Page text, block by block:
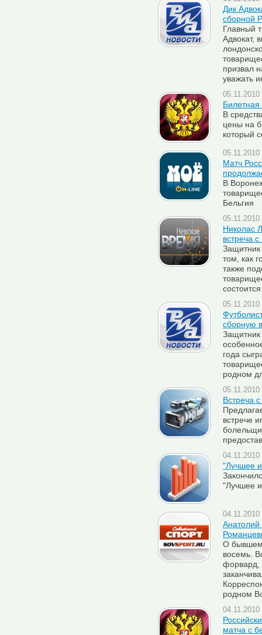
Дик
сборной
Главный
Адвокат,
призвал
уважать
В
цены на
который
Матч
В
Бельгия
Николас
встреча
Защитник
том, как
также
сборную
года
родном
Встреча
встрече
"Лучшее
"Лучшее
Анатолий
О
восемь.
форвард,
родном
матча с